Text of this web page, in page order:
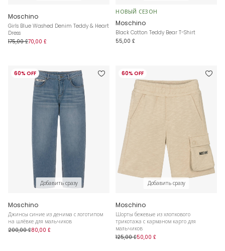
Moschino
Girls Blue Washed Denim Teddy & Heart
Dress
175,00 £70,00 £
НОВЫЙ СЕЗОН
Moschino
Black Cotton Teddy Bear T-Shirt
55,00 £
60% OFF
Добавить сразу
Moschino
Джинсы синие из денима с логотипом
на шлёвке для мальчиков
200,00 £80,00 £
60% OFF
Добавить сразу
Moschino
Шорты бежевые из хлопкового
трикотажа с карманом карго для
мальчиков
125,00 £50,00 £